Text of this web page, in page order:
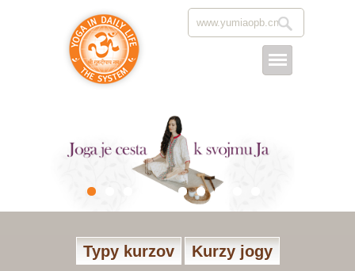
Typy kurzov Kurzy jogy